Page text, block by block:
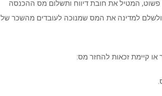
המטיל את חובת דיווח ותשלום מס ההכנסה
למדינה את המס שמנוכה לעובדים מהשכר של
קיימת זכאות להחזר מס: